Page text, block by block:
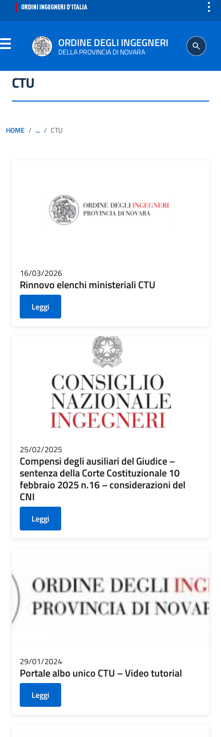
⋮
ORDINE DEGLI INGEGNERI
DELLA PROVINCIA DI NOVARA
ORDINE
AGGIORNAMENTO PROFESSIONALE
CTU
HOME ... CTU
16/03/2026
Rinnovo elenchi ministeriali CTU
Leggi
25/02/2025
Compensi degli ausiliari del Giudice –
sentenza della Corte Costituzionale 10
febbraio 2025 n.16 – considerazioni del
CNI
Leggi
29/01/2024
Portale albo unico CTU – Video tutorial
Leggi